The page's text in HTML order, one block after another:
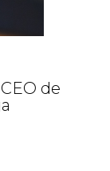
de